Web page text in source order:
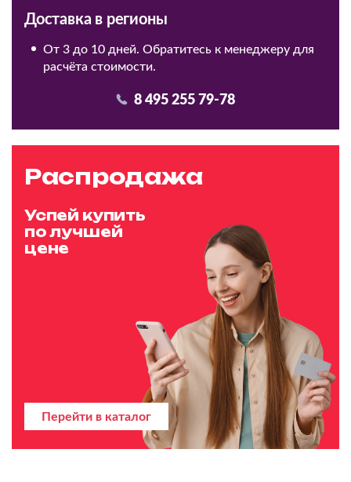
Доставка в регионы
От 3 до 10 дней. Обратитесь к менеджеру для
расчёта стоимости.
8 495 255 79-78
Распродажа
Успей купить
по лучшей
цене
Перейти в каталог